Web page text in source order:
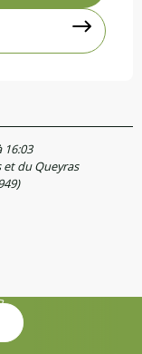
16:03
du Queyras
)